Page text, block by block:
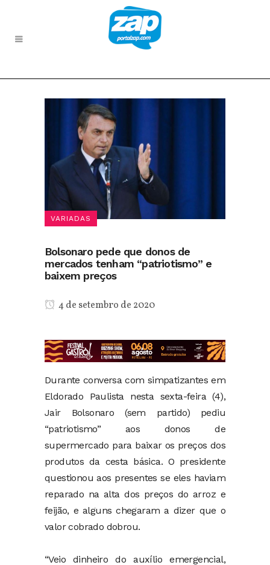
VARIADAS
Bolsonaro pede que donos de
mercados tenham “patriotismo” e
baixem preços
4 de setembro de 2020
Durante conversa com simpatizantes em
Eldorado Paulista nesta sexta-feira (4),
Jair Bolsonaro (sem partido) pediu
“patriotismo” aos donos de
supermercado para baixar os preços dos
produtos da cesta básica. O presidente
questionou aos presentes se eles haviam
reparado na alta dos preços do arroz e
feijão, e alguns chegaram a dizer que o
valor cobrado dobrou.
“Veio dinheiro do auxílio emergencial,